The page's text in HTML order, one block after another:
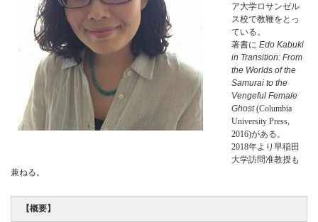
ア大学ロサンゼル
ス校で教鞭をとっ
ている。
著書に Edo Kabuki
in Transition: From
the Worlds of the
Samurai to the
Vengeful Female
Ghost(Columbia
University Press,
2016)がある。
2018年より早稲田
大学訪問准教授も
兼ねる。
【概要】